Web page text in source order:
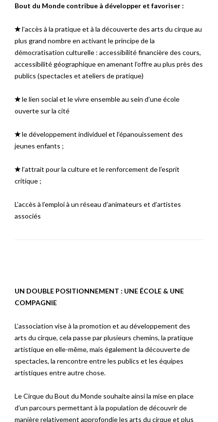
Bout du Monde contribue à développer et favoriser :
✭l’accès à la pratique et à la découverte des arts du cirque au
plus grand nombre en activant le principe de la
démocratisation culturelle : accessibilité financière des cours,
accessibilité géographique en amenant l’offre au plus près des
publics (spectacles et ateliers de pratique)
✭le lien social et le vivre ensemble au sein d’une école
ouverte sur la cité
✭le développement individuel et l’épanouissement des
jeunes enfants ;
✭l’attrait pour la culture et le renforcement de l’esprit
critique ;
L’accès à l’emploi à un réseau d’animateurs et d’artistes
associés
UN DOUBLE POSITIONNEMENT : UNE ÉCOLE & UNE
COMPAGNIE
L’association vise à la promotion et au développement des
arts du cirque, cela passe par plusieurs chemins, la pratique
artistique en elle-même, mais également la découverte de
spectacles, la rencontre entre les publics et les équipes
artistiques entre autre chose.
Le Cirque du Bout du Monde souhaite ainsi la mise en place
d’un parcours permettant à la population de découvrir de
manière relativement approfondie les arts du cirque et plus